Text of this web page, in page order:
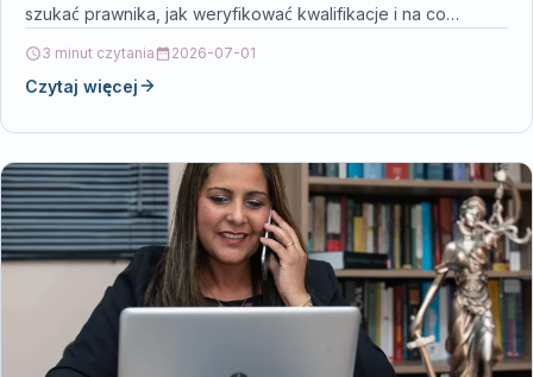
szukać prawnika, jak weryfikować kwalifikacje i na co
3 minut czytania 2026-07-01
Czytaj więcej